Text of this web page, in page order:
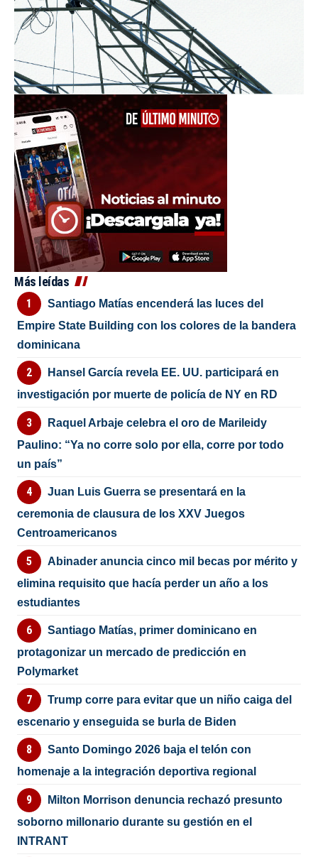
Más leídas
Santiago Matías encenderá las luces del
Empire State Building con los colores de la bandera
dominicana
Hansel García revela EE. UU. participará en
investigación por muerte de policía de NY en RD
Raquel Arbaje celebra el oro de Marileidy
Paulino: “Ya no corre solo por ella, corre por todo
un país”
Juan Luis Guerra se presentará en la
ceremonia de clausura de los XXV Juegos
Centroamericanos
Abinader anuncia cinco mil becas por mérito y
elimina requisito que hacía perder un año a los
estudiantes
Santiago Matías, primer dominicano en
protagonizar un mercado de predicción en
Polymarket
Trump corre para evitar que un niño caiga del
escenario y enseguida se burla de Biden
Santo Domingo 2026 baja el telón con
homenaje a la integración deportiva regional
Milton Morrison denuncia rechazó presunto
soborno millonario durante su gestión en el
INTRANT